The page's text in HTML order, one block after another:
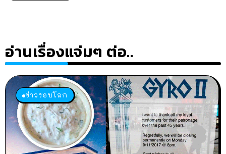
อ่านเรื่องแจ่มๆ ต่อ..
ข่าวรอบโลก